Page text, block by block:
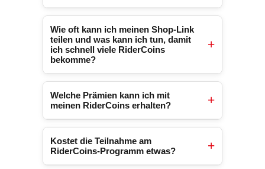
Deinen persönlichen Shop-Link
erhältst du automatisch nach dem
Kauf des Mothorx Member Shirts.
Dieses Shirt ist dein Eintritt in unser
Belohnungssystem. Sobald du das
persönlicher Affiliate-Link in deinem
Kontobereich zur Verfügung gestellt,
sozialen Medien teilen kannst.
Wie oft kann ich meinen Shop-Link
teilen und was kann ich tun, damit
ich schnell viele RiderCoins
bekomme?
Du kannst deinen persönlichen
Mothorx Shop-Link so oft teilen, wie
Du möchtest. Mindestens einmal
täglich solltest Du ihn teilen. Aber je
öfter Du den Link teilst, desto mehr
RiderCoins verdienst Du und desto
Welche Prämien kann ich mit
meinen RiderCoins erhalten?
Unser Prämienkatalog bietet eine
große Auswahl an hochwertigen
Produkten für dich und dein Moped.
Kostet die Teilnahme am
RiderCoins-Programm etwas?